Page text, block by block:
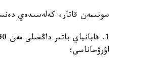
سونىمەن قاتار، كەلەسىدەي دەنساۋلىق
اۋرۋحاناسى؛